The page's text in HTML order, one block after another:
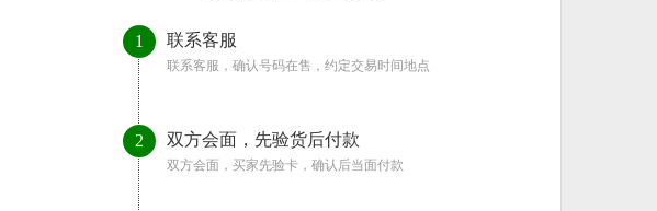
1 联系客服
联系客服，确认号码在售，约定交易时间地点
2 双方会面，先验货后付款
双方会面，买家先验卡，确认后当面付款